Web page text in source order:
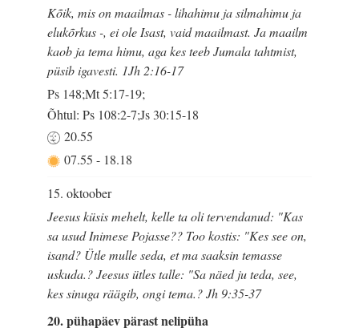
Kõik, mis on maailmas - lihahimu ja silmahimu ja
elukõrkus -, ei ole Isast, vaid maailmast. Ja maailm
kaob ja tema himu, aga kes teeb Jumala tahtmist,
püsib igavesti. 1Jh 2:16-17
Ps 148;Mt 5:17-19;
Õhtul: Ps 108:2-7;Js 30:15-18
20.55
07.55- 18.18
15. oktoober
Jeesus küsis mehelt, kelle ta oli tervendanud: "Kas
sa usud Inimese Pojasse?? Too kostis: "Kes see on,
isand? Ütle mulle seda, et ma saaksin temasse
uskuda.? Jeesus ütles talle: "Sa näed ju teda, see,
kes sinuga räägib, ongi tema.? Jh 9:35-37
20. pühapäev pärast nelipüha